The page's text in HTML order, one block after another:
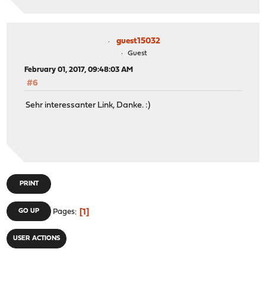
guest15032
Guest
February 01, 2017, 09:48:03 AM
#6
Sehr interessanter Link, Danke. :)
PRINT
GO UP Pages 1
USER ACTIONS